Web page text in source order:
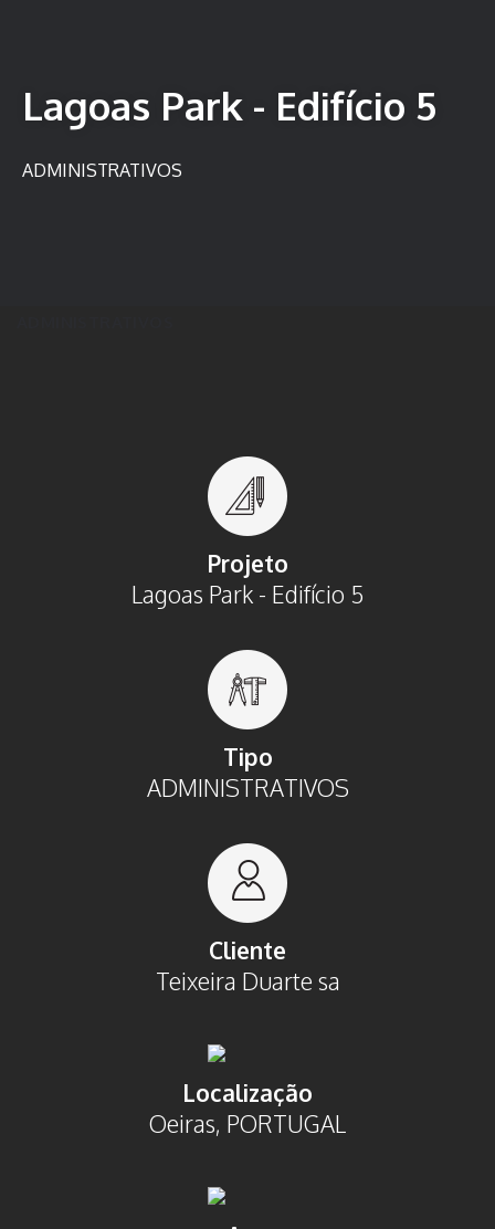
Lagoas Park - Edifício 5
ADMINISTRATIVOS
Projeto
Lagoas Park - Edifício 5
Tipo
ADMINISTRATIVOS
Cliente
Teixeira Duarte sa
Localização
Oeiras, PORTUGAL